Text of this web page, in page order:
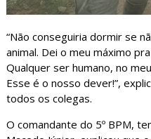
“Não conseguiria dormir se
animal. Dei o meu máximo
Qualquer ser humano, no
Esse é o nosso dever!”,
todos os colegas.
O comandante do 5º BPM,